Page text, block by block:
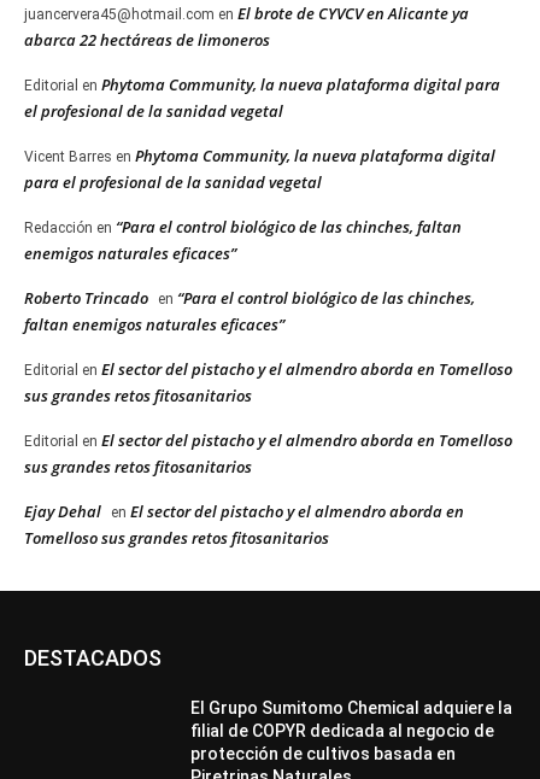
juancervera45@hotmail.com en El brote de CYVCV en Alicante ya
abarca 22 hectáreas de limoneros
Editorial en Phytoma Community, la nueva plataforma digital para
el profesional de la sanidad vegetal
Vicent Barres en Phytoma Community, la nueva plataforma digital
para el profesional de la sanidad vegetal
Redacción en “Para el control biológico de las chinches, faltan
enemigos naturales eficaces”
Roberto Trincado en “Para el control biológico de las chinches,
faltan enemigos naturales eficaces”
Editorial en El sector del pistacho y el almendro aborda en Tomelloso
sus grandes retos fitosanitarios
Editorial en El sector del pistacho y el almendro aborda en Tomelloso
sus grandes retos fitosanitarios
Ejay Dehal en El sector del pistacho y el almendro aborda en
Tomelloso sus grandes retos fitosanitarios
DESTACADOS
El Grupo Sumitomo Chemical adquiere la
filial de COPYR dedicada al negocio de
protección de cultivos basada en